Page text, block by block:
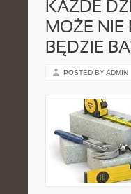
KAŻDE
MOŻE NIE
BĘDZIE
POSTED BY ADMIN